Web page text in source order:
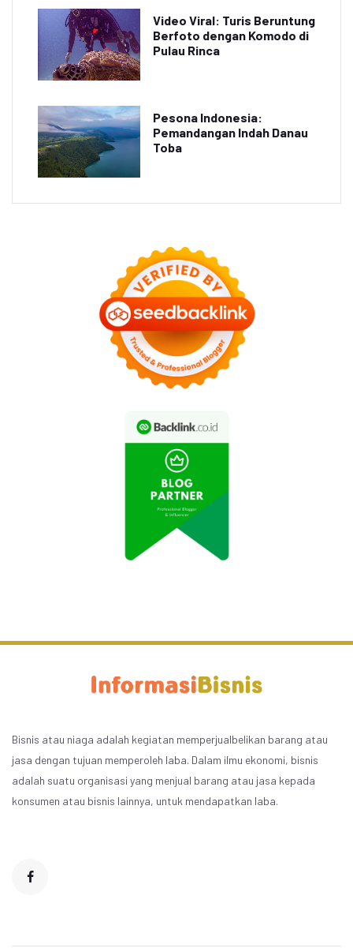
Video Viral: Turis Beruntung
Berfoto dengan Komodo di
Pulau Rinca
Pesona Indonesia:
Pemandangan Indah Danau
Toba
Bisnis atau niaga adalah kegiatan memperjualbelikan barang atau
jasa dengan tujuan memperoleh laba. Dalam ilmu ekonomi, bisnis
adalah suatu organisasi yang menjual barang atau jasa kepada
konsumen atau bisnis lainnya, untuk mendapatkan laba.